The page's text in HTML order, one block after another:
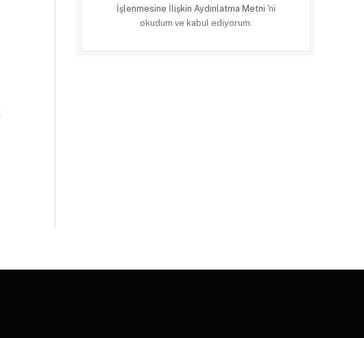
İşlenmesine İlişkin Aydınlatma Metni 'ni
okudum ve kabul ediyorum.